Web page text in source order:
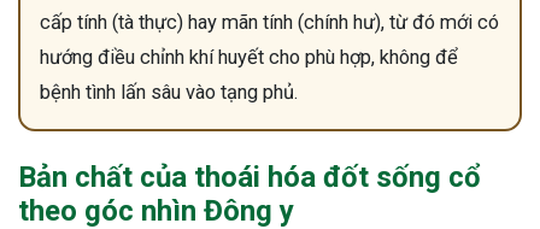
cấp tính (tà thực) hay mãn tính (chính hư), từ đó mới có
hướng điều chỉnh khí huyết cho phù hợp, không để
bệnh tình lấn sâu vào tạng phủ.
Bản chất của thoái hóa đốt sống cổ
theo góc nhìn Đông y